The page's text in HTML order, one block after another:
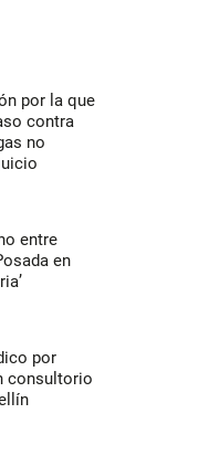
por la que
contra
no
entre
en
por
consultorio